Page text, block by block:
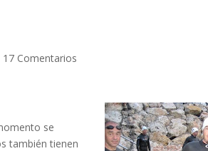
17 Comentarios
se
también tienen